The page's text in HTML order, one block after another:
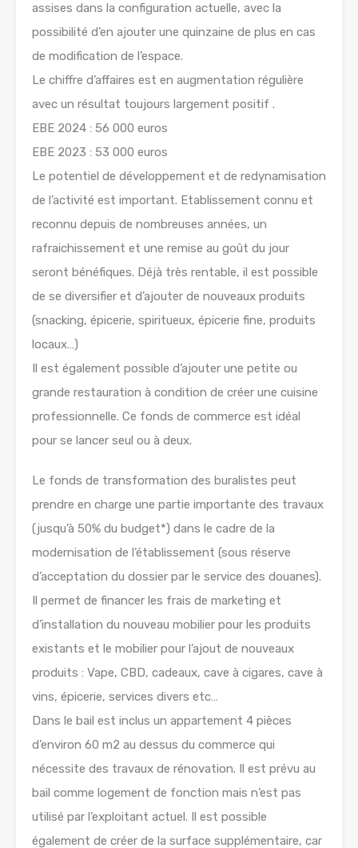
assises dans la configuration actuelle, avec la
possibilité d’en ajouter une quinzaine de plus en cas
de modification de l’espace.
Le chiffre d’affaires est en augmentation régulière
avec un résultat toujours largement positif .
EBE 2024 : 56 000 euros
EBE 2023 : 53 000 euros
Le potentiel de développement et de redynamisation
de l’activité est important. Etablissement connu et
reconnu depuis de nombreuses années, un
rafraichissement et une remise au goût du jour
seront bénéfiques. Déjà très rentable, il est possible
de se diversifier et d’ajouter de nouveaux produits
(snacking, épicerie, spiritueux, épicerie fine, produits
locaux…)
Il est également possible d’ajouter une petite ou
grande restauration à condition de créer une cuisine
professionnelle. Ce fonds de commerce est idéal
pour se lancer seul ou à deux.
Le fonds de transformation des buralistes peut
prendre en charge une partie importante des travaux
(jusqu’à 50% du budget*) dans le cadre de la
modernisation de l’établissement (sous réserve
d’acceptation du dossier par le service des douanes).
Il permet de financer les frais de marketing et
d’installation du nouveau mobilier pour les produits
existants et le mobilier pour l’ajout de nouveaux
produits : Vape, CBD, cadeaux, cave à cigares, cave à
vins, épicerie, services divers etc…
Dans le bail est inclus un appartement 4 pièces
d’environ 60 m2 au dessus du commerce qui
nécessite des travaux de rénovation. Il est prévu au
bail comme logement de fonction mais n’est pas
utilisé par l’exploitant actuel. Il est possible
également de créer de la surface supplémentaire, car